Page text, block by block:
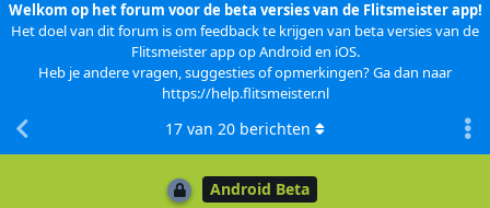
Welkom op het forum voor de beta versies van de Flitsmeister app!
Het doel van dit forum is om feedback te krijgen van beta versies van de
Flitsmeister app op Android en iOS.
Heb je andere vragen, suggesties of opmerkingen? Ga dan naar
https://help.flitsmeister.nl
Android Beta
17 van 20 berichten